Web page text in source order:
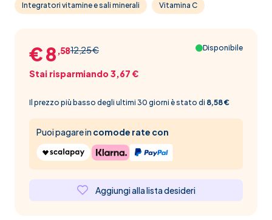
Integratori vitamine e sali minerali
Vitamina C
12,25 €
€ 8 ,58
Stai risparmiando 3,67 €
Disponibile
Il prezzo più basso degli ultimi 30 giorni è stato di 8,58 €
Puoi pagare incomode rate con
Aggiungi alla lista desideri